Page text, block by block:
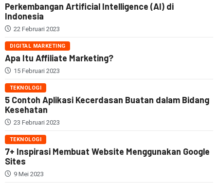
Perkembangan Artificial Intelligence (AI) di
Indonesia
22 Februari 2023
DIGITAL MARKETING
Apa Itu Affiliate Marketing?
15 Februari 2023
TEKNOLOGI
5 Contoh Aplikasi Kecerdasan Buatan dalam Bidang
Kesehatan
23 Februari 2023
TEKNOLOGI
7+ Inspirasi Membuat Website Menggunakan Google
Sites
9 Mei 2023